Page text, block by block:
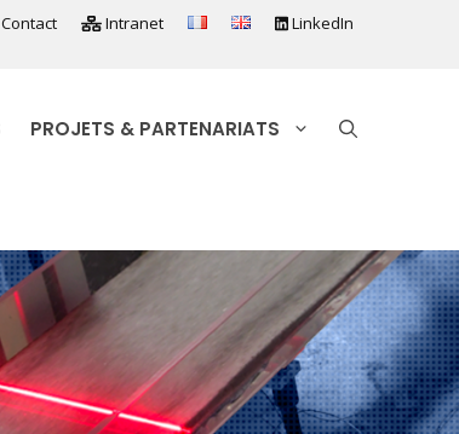
Contact Intranet LinkedIn
PROJETS & PARTENARIATS